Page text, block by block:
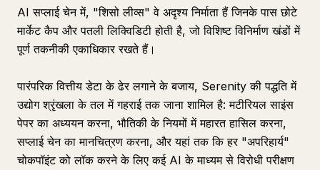
AI सप्लाई चेन में, "शिसो लीव्स" वे अदृश्य निर्माता हैं जिनके पास छोटे
मार्केट कैप और पतली लिक्विडिटी होती है, जो विशिष्ट विनिर्माण खंडों में
पूर्ण तकनीकी एकाधिकार रखते हैं।
पारंपरिक वित्तीय डेटा के ढेर लगाने के बजाय, Serenity की पद्धति में
उद्योग श्रृंखला के तल में गहराई तक जाना शामिल है: मटीरियल साइंस
पेपर का अध्ययन करना, भौतिकी के नियमों में महारत हासिल करना,
सप्लाई चेन का मानचित्रण करना, और यहां तक कि हर "अपरिहार्य"
चोकपॉइंट को लॉक करने के लिए कई AI के माध्यम से विरोधी परीक्षण